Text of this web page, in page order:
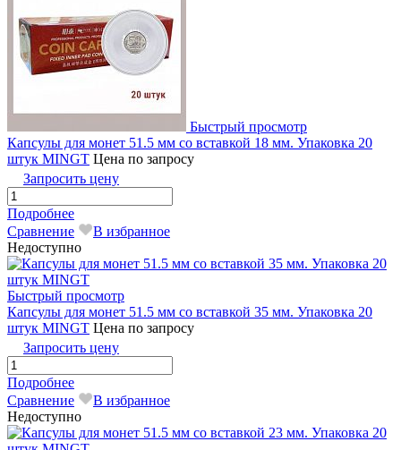
Быстрый просмотр
Капсулы для монет 51.5 мм со вставкой 18 мм. Упаковка 20
штук MINGT Цена по запросу
Запросить цену
Подробнее
Сравнение
В избранное
Недоступно
Быстрый просмотр
Капсулы для монет 51.5 мм со вставкой 35 мм. Упаковка 20
штук MINGТ Цена по запросу
Запросить цену
Подробнее
Сравнение
В избранное
Недоступно